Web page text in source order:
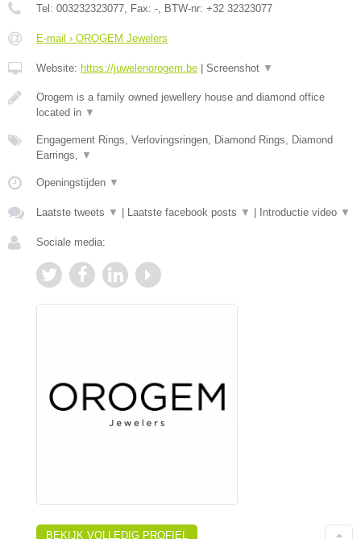
Tel: 003232323077, Fax: -, BTW-nr: +32 32323077
E-mail › OROGEM Jewelers
Website: https://juwelenorogem.be Screenshot ▼
Orogem is a family owned jewellery house and diamond office
located in ▼
Engagement Rings, Verlovingsringen, Diamond Rings, Diamond
Earrings, ▼
Openingstijden ▼
Laatste tweets ▼ Laatste facebook posts ▼ Introductie video ▼
Sociale media:
BEKIJK VOLLEDIG PROFIEL